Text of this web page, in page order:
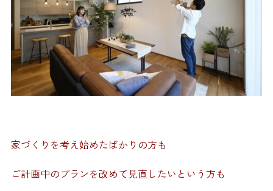
家づくりを考え始めたばかりの方も
ご計画中のプランを改めて見直したいという方も